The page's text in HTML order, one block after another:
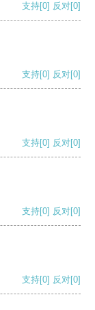
支持[0] 反对[0]
支持[0] 反对[0]
支持[0] 反对[0]
支持[0] 反对[0]
支持[0] 反对[0]